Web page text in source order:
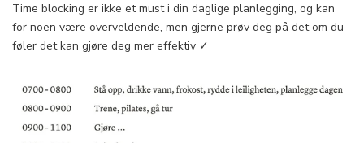
Time blocking er ikke et must i din daglige planlegging, og kan
for noen være overveldende, men gjerne prøv deg på det om du
føler det kan gjøre deg mer effektiv ✓